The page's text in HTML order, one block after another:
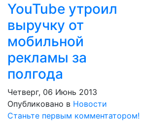
YouTube утроил
выручку от
мобильной
рекламы за
полгода
Четверг, 06 Июнь 2013
Опубликовано в Новости
Станьте первым комментатором!